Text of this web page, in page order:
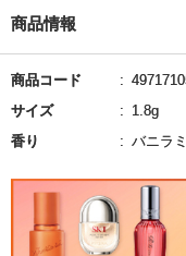
商品情報
商品コード
サイズ
1.8g
香り
バニラ